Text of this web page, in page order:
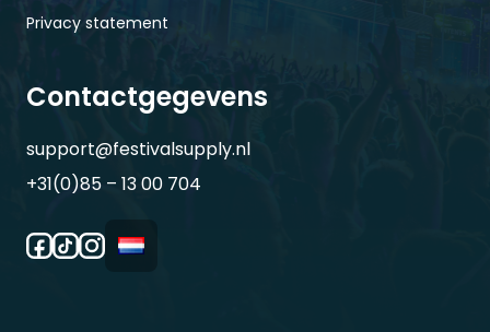
Privacy statement
Contactgegevens
support@festivalsupply.nl
+31(0)85 – 13 00 704